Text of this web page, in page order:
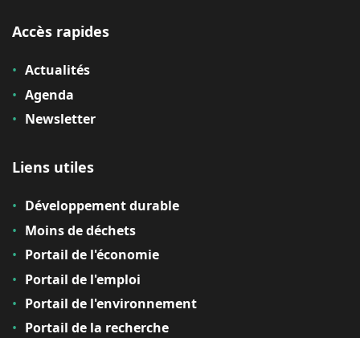
Accès rapides
Actualités
Agenda
Newsletter
Liens utiles
Développement durable
Moins de déchets
Portail de l'économie
Portail de l'emploi
Portail de l'environnement
Portail de la recherche